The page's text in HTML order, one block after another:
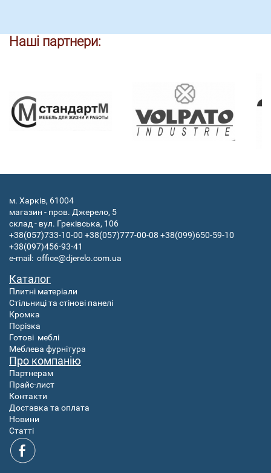
Наші партнери:
м. Харків, 61004
магазин - пров. Джерело, 5
склад - вул. Греківська, 106
+38(057)733-10-00 +38(057)777-00-08 +38(099)650-59-10
+38(097)456-93-41
e-mail: office@djerelo.com.ua
Каталог
Плитні матеріали
Стільниці та стінові панелі
Кромка
Порізка
Готові меблі
Меблева фурнітура
Про компанію
Партнерам
Прайс-лист
Контакти
Доставка та оплата
Новини
Статті